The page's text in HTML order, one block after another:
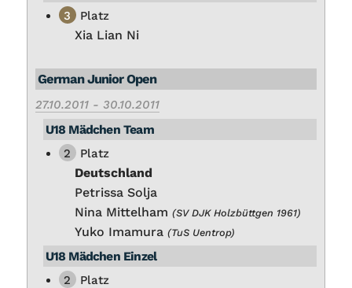
3 Platz
Xia Li­an Ni
Ger­man Ju­ni­or Open
27.10.2011 - 30.10.2011
U18 Mäd­chen Team
2 Platz
Deutsch­land
Petris­sa Sol­ja
Ni­na Mit­tel­ham (SV DJK Holz­bütt­gen 1961)
Yu­ko Ima­mu­ra (TuS Uen­trop)
U18 Mäd­chen Ein­zel
2 Platz